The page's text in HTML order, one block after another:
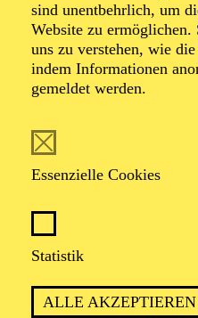
sind unentbehrlich, um
Website zu
uns zu verstehen, wie
indem Informationen
gemeldet werden.
Essenzielle Cookies
Statistik
ALLE AKZEPTIEREN
Stadt-
„Durchschnittsdorf“
sowie im Master
Schauspielhaus arbeitete
und ist seit 2020 als